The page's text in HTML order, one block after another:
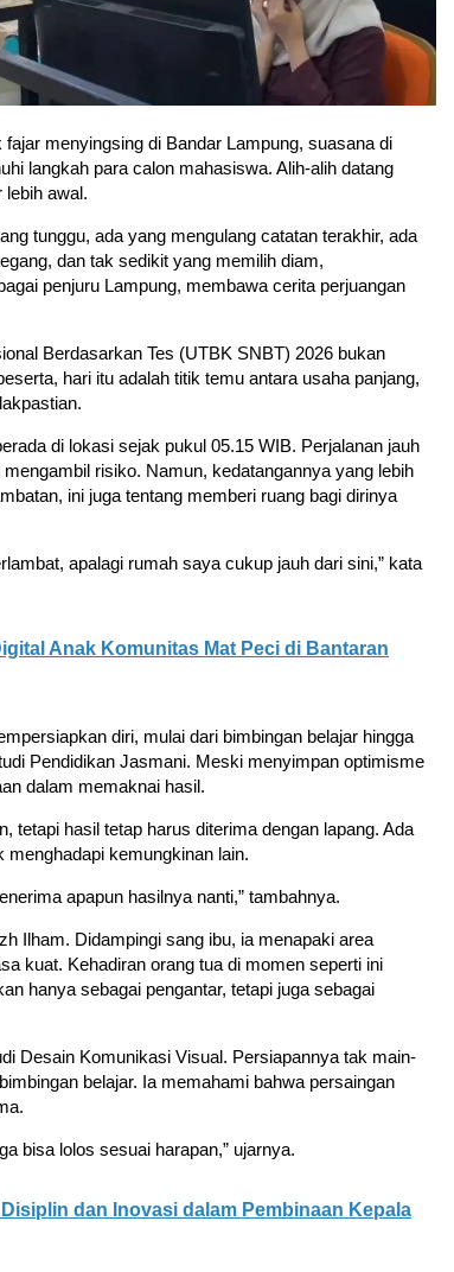
fajar menyingsing di Bandar Lampung, suasana di
langkah para calon mahasiswa. Alih-alih datang
lebih awal.
tunggu, ada yang mengulang catatan terakhir, ada
dan tak sedikit yang memilih diam,
penjuru Lampung, membawa cerita perjuangan
Berdasarkan Tes (UTBK SNBT) 2026 bukan
hari itu adalah titik temu antara usaha panjang,
di lokasi sejak pukul 05.15 WIB. Perjalanan jauh
risiko. Namun, kedatangannya yang lebih
ini juga tentang memberi ruang bagi dirinya
apalagi rumah saya cukup jauh dari sini,” kata
Anak Komunitas Mat Peci di Bantaran
diri, mulai dari bimbingan belajar hingga
Pendidikan Jasmani. Meski menyimpan optimisme
dalam memaknai hasil.
tetapi hasil tetap harus diterima dengan lapang. Ada
kemungkinan lain.
apapun hasilnya nanti,” tambahnya.
Ilham. Didampingi sang ibu, ia menapaki area
kuat. Kehadiran orang tua di momen seperti ini
hanya sebagai pengantar, tetapi juga sebagai
Desain Komunikasi Visual. Persiapannya tak main-
belajar. Ia memahami bahwa persaingan
bisa lolos sesuai harapan,” ujarnya.
dan Inovasi dalam Pembinaan Kepala